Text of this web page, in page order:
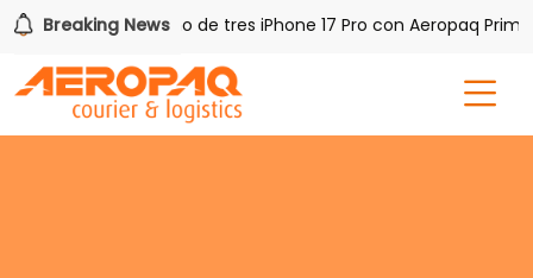
Breaking News
Gana uno de tres iPhone 17 Pro con Aeropaq Prime